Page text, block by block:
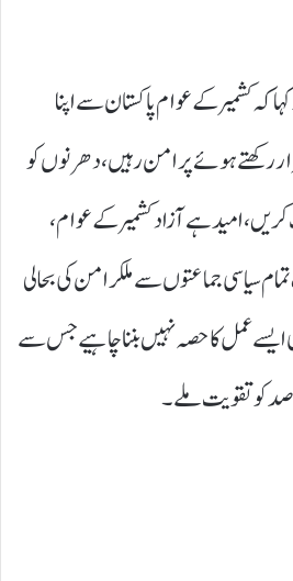
کشمیر کے عوام پاکستان سے اپنا
رکھتے ہوئے پر امن رہیں، دھرنوں کو
امید ہے آزاد کشمیر کے عوام،
سیاسی جماعتوں سے ملکر امن کی بحالی
ایسے عمل کا حصہ نہیں بننا چاہیے جس سے
کو تقویت ملے۔